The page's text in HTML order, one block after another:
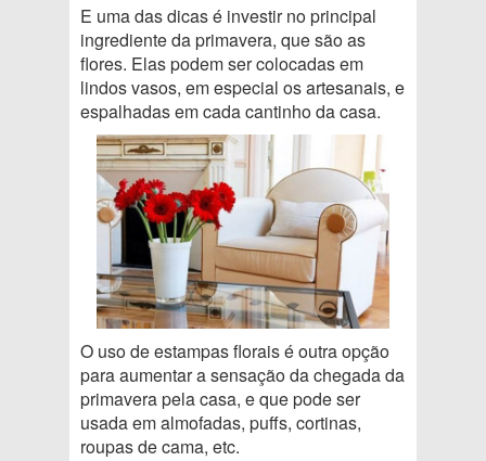
E uma das dicas é investir no principal
ingrediente da primavera, que são as
flores. Elas podem ser colocadas em
lindos vasos, em especial os artesanais, e
espalhadas em cada cantinho da casa.
O uso de estampas florais é outra opção
para aumentar a sensação da chegada da
primavera pela casa, e que pode ser
usada em almofadas, puffs, cortinas,
roupas de cama, etc.